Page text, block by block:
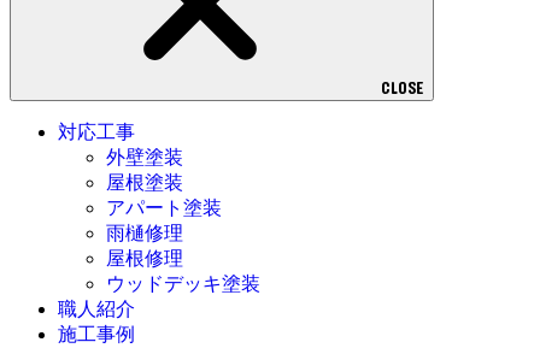
CLOSE
対応工事
外壁塗装
屋根塗装
アパート塗装
雨樋修理
屋根修理
ウッドデッキ塗装
職人紹介
施工事例